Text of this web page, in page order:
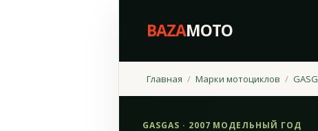
BAZAMOTO
Главная Марки мотоциклов
GASGAS · 2007 МОДЕЛЬНЫЙ ГОД